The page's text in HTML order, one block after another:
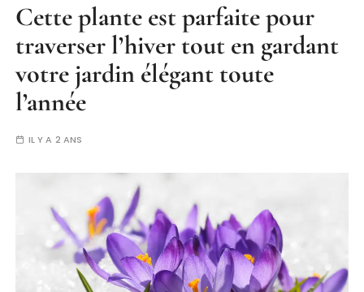
Cette plante est parfaite pour
traverser l’hiver tout en gardant
votre jardin élégant toute
l’année
IL Y A 2 ANS